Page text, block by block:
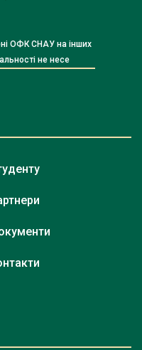
ОФК СНАУ на інших
не несе